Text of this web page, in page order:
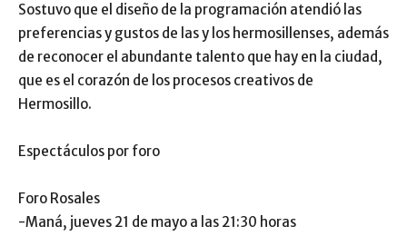
Sostuvo que el diseño de la programación atendió las
preferencias y gustos de las y los hermosillenses, además
de reconocer el abundante talento que hay en la ciudad,
que es el corazón de los procesos creativos de
Hermosillo.
Espectáculos por foro
Foro Rosales
-Maná, jueves 21 de mayo a las 21:30 horas